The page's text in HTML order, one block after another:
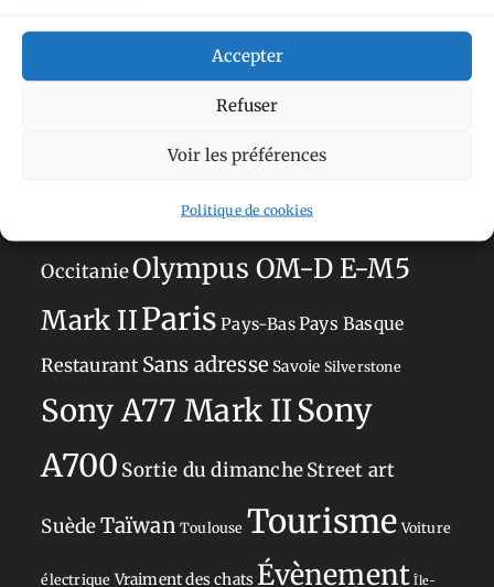
Accepter
Refuser
Voir les préférences
Politique de cookies
Aimez-vous bordelAllemagne
Anti tourismeBarBelgique
Danemark
OccitanieOlympus OM-D E-M5
Mark IIParis Pays-BasPays Basque
Restaurant Sans adresse Savoie Silverstone
Sony A77 Mark IISony
A700 Sortie du dimancheStreet art
SuèdeTaïwan Toulouse Tourisme Voiture
électrique Vraiment des chats Évènement Île-